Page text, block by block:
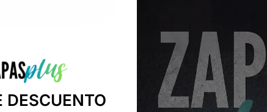
€
SHOX TL ‘METALLIC SILVER’
139,99€ 69,99€
-46%
DESCUENTO